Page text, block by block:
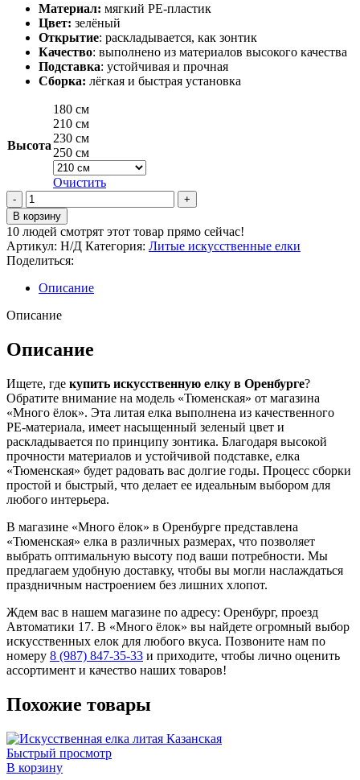
14.850 ₽
–
29.450 ₽
Материал: мягкий PE-пластик
Цвет: зелёный
Открытие: раскладывается, как зонтик
Качество: выполнено из материалов высокого качества
Подставка: устойчивая и прочная
Сборка: лёгкая и быстрая установка
Высота
180 см
210 см
230 см
250 см
Очистить
Количество
товара
Искусственная
елка
"Тюменская"
В корзину
10 людей смотрят этот товар прямо сейчас!
Артикул: Н/Д Категория: Литые искусственные елки
Поделиться:
Описание
Описание
Описание
Ищете, где купить искусственную елку в Оренбурге?
Обратите внимание на модель «Тюменская» от магазина
«Много ёлок». Эта литая елка выполнена из качественного
РЕ-материала, имеет насыщенный зеленый цвет и
раскладывается по принципу зонтика. Благодаря высокой
прочности материалов и устойчивой подставке, елка
«Тюменская» будет радовать вас долгие годы. Процесс сборки
простой и быстрый, что делает ее идеальным выбором для
любого интерьера.
В магазине «Много ёлок» в Оренбурге представлена
«Тюменская» елка в различных размерах, что позволяет
выбрать оптимальную высоту под ваши потребности. Мы
предлагаем удобную доставку, чтобы вы могли наслаждаться
праздничным настроением без лишних хлопот.
Ждем вас в нашем магазине по адресу: Оренбург, проезд
Автоматики 17. В «Много ёлок» вы найдете огромный выбор
искусственных елок для любого вкуса. Позвоните нам по
номеру 8 (987) 847-35-33 и приходите, чтобы лично оценить
ассортимент и качество наших товаров!
Похожие товары
Быстрый просмотр
В корзину